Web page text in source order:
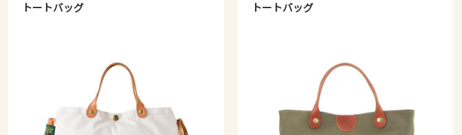
トートバッグ トートバッグ